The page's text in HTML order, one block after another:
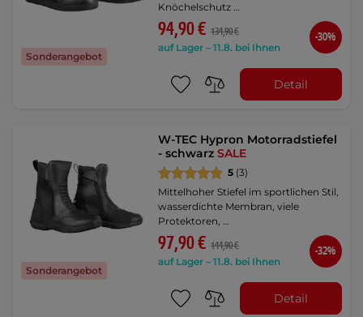
Sonderangebot
Knöchelschutz …
94,90 € 134,90 €
auf Lager – 11.8. bei Ihnen
-30%
Detail
Sonderangebot
W-TEC Hypron Motorradstiefel
- schwarzSALE
5 (3)
Mittelhoher Stiefel im sportlichen Stil,
wasserdichte Membran, viele
Protektoren, …
97,90 € 144,90 €
auf Lager – 11.8. bei Ihnen
-32%
Detail